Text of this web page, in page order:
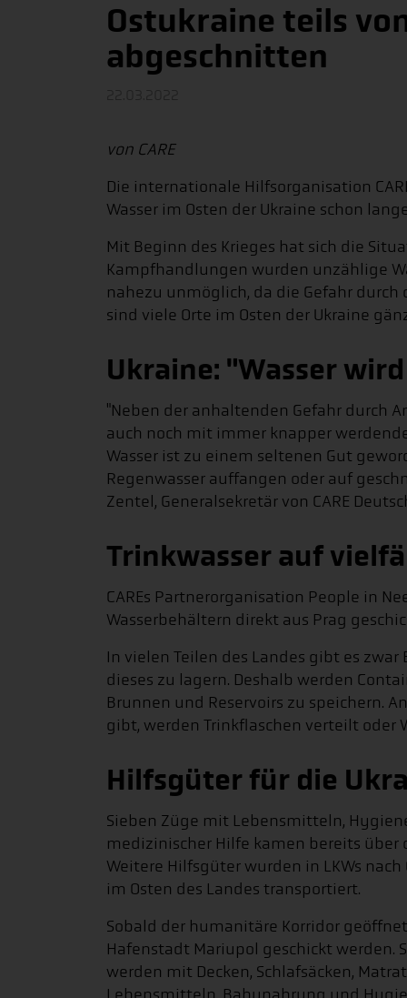
Ostukraine teils
abgeschnitten
von CARE
Die internationale Hilfsorganisation
Wasser im Osten der Ukraine schon
Mit Beginn des Krieges hat sich die
Kampfhandlungen wurden unzählige
nahezu unmöglich, da die Gefahr
sind viele Orte im Osten der Ukraine
Ukraine: "Wasser
"Neben der anhaltenden Gefahr durch
auch noch mit immer knapper
Wasser ist zu einem seltenen Gut
Regenwasser auffangen oder auf
Zentel, Generalsekretär von CARE
Trinkwasser auf
CAREs Partnerorganisation People in
Wasserbehältern direkt aus Prag
In vielen Teilen des Landes gibt es
dieses zu lagern. Deshalb werden
Brunnen und Reservoirs zu speichern.
gibt, werden Trinkflaschen verteilt oder
Hilfsgüter für die
Sieben Züge mit Lebensmitteln,
medizinischer Hilfe kamen bereits über
Weitere Hilfsgüter wurden in LKWs
im Osten des Landes transportiert.
Sobald der humanitäre Korridor
Hafenstadt Mariupol geschickt
werden mit Decken, Schlafsäcken,